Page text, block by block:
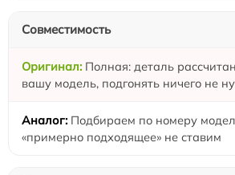
Совместимость
Полная: деталь
вашу модель, подгонять ничего не
Подбираем по номеру
«примерно подходящее» не ставим